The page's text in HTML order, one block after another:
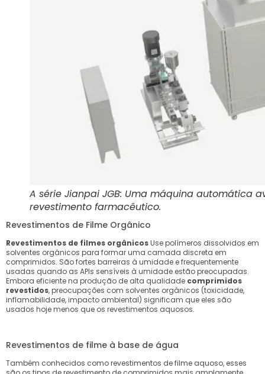
A série Jianpai JGB: Uma máquina automática
revestimento farmacêutico.
Revestimentos de Filme Orgânico
Revestimentos de filmes orgânicosUse polímeros dissolvidos em
solventes orgânicos para formar uma camada discreta em
comprimidos. São fortes barreiras à umidade e frequentemente
usadas quando as APIs sensíveis à umidade estão preocupadas.
Embora eficiente na produção de alta qualidade comprimidos
revestidos, preocupações com solventes orgânicos (toxicidade,
inflamabilidade, impacto ambiental) significam que eles são
usados ​​hoje menos que os revestimentos aquosos.
Revestimentos de filme à base de água
Também conhecidos como revestimentos de filme aquoso, esses